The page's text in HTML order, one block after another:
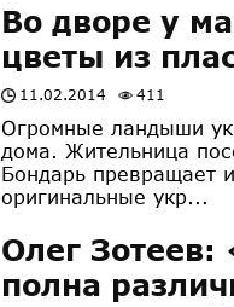
Во дворе у
цветы из
11.02.2014 411
Огромные ландыши
дома. Жительница
Бондарь превращает
оригинальные укр...
Олег
полна